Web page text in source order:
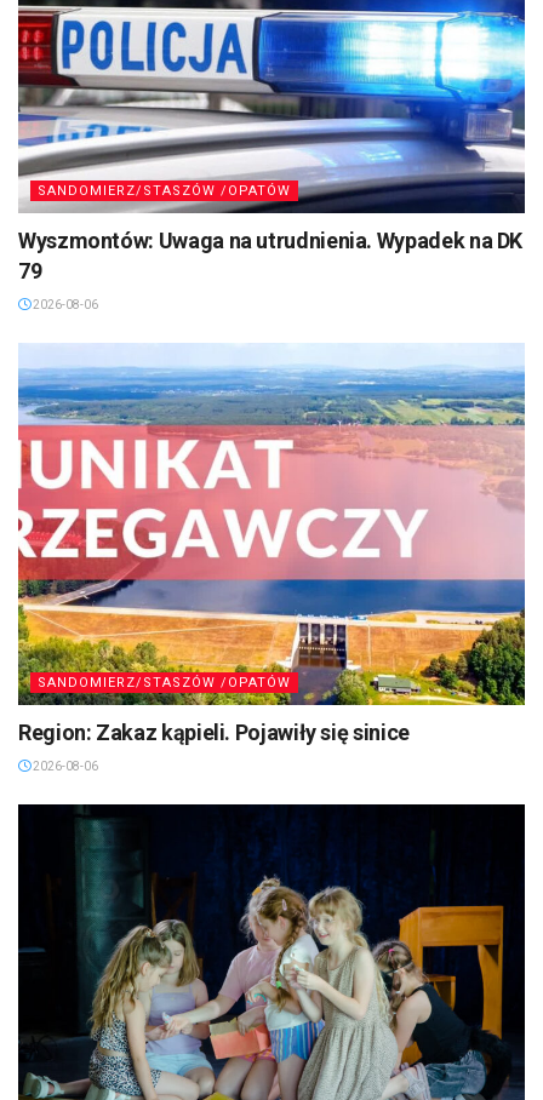
SANDOMIERZ/STASZÓW /OPATÓW
Wyszmontów: Uwaga na utrudnienia. Wypadek na DK
79
2026-08-06
SANDOMIERZ/STASZÓW /OPATÓW
Region: Zakaz kąpieli. Pojawiły się sinice
2026-08-06